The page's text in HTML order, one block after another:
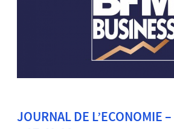
JOURNAL DE L’ECONOMIE